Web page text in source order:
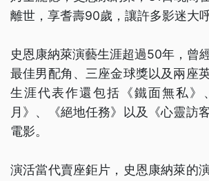
離世，享耆壽90歲，讓許多影迷大呼
史恩康納萊演藝生涯超過50年，曾
最佳男配角、三座金球獎以及兩座
生涯代表作還包括《鐵面無私》
月》、《絕地任務》以及《心靈訪
電影。
演活當代賣座鉅片，史恩康納萊的